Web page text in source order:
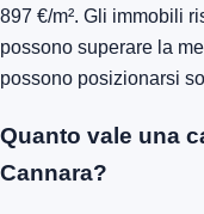
897 €/m². Gli immobili
possono superare la
possono posizionarsi
Quanto vale una
Cannara?